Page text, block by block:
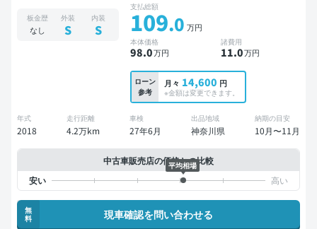
板金歴
なし
外装
S
内装
S
支払総額
109.0 万円
本体価格
98.0万円
諸費用
11.0万円
ローン
参考
月々 14,600 円
※金額は変更できます。
年式
2018
走行距離
4.2万km
車検
27年6月
出品地域
神奈川県
納期の目安
10月〜11月
中古車販売店の価格との比較
平均相場
無
料
現車確認を問い合わせる